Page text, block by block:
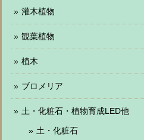
灌木植物
観葉植物
植木
ブロメリア
土・化粧石・植物育成LED他
土・化粧石